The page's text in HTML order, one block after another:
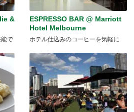
&
で
ESPRESSO BAR @ Marriott
Hotel Melbourne
ホテル仕込みのコーヒーを気軽に